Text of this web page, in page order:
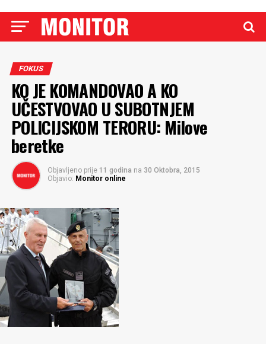
FOKUS
KO JE KOMANDOVAO A KO
UČESTVOVAO U SUBOTNJEM
POLICIJSKOM TERORU: Milove
beretke
Objavljeno prije 11 godina na 30 Oktobra, 2015
Objavio: Monitor online